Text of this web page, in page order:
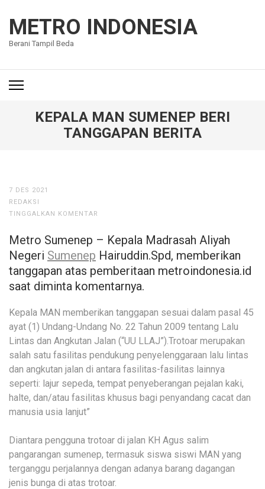
konten
(Tekan
METRO INDONESIA
Berani Tampil Beda
KEPALA MAN SUMENEP BERI
TANGGAPAN BERITA
7 DES 2021
REDAKSI
TINGGALKAN KOMENTAR
Metro Sumenep – Kepala Madrasah Aliyah
Negeri Sumenep Hairuddin.Spd, memberikan
tanggapan atas pemberitaan metroindonesia.id
saat diminta komentarnya.
Kepala MAN memberikan tanggapan sesuai dalam pasal 45
ayat (1) Undang-Undang No. 22 Tahun 2009 tentang Lalu
Lintas dan Angkutan Jalan (“UU LLAJ”).Trotoar merupakan
salah satu fasilitas pendukung penyelenggaraan lalu lintas
dan angkutan jalan di antara fasilitas-fasilitas lainnya
seperti: lajur sepeda, tempat penyeberangan pejalan kaki,
halte, dan/atau fasilitas khusus bagi penyandang cacat dan
manusia usia lanjut”
Diantara pengguna trotoar di jalan KH Agus salim
pangarangan sumenep, termasuk siswa siswi MAN yang
terganggu perjalannya dengan adanya barang dagangan
jenis bunga di atas trotoar.